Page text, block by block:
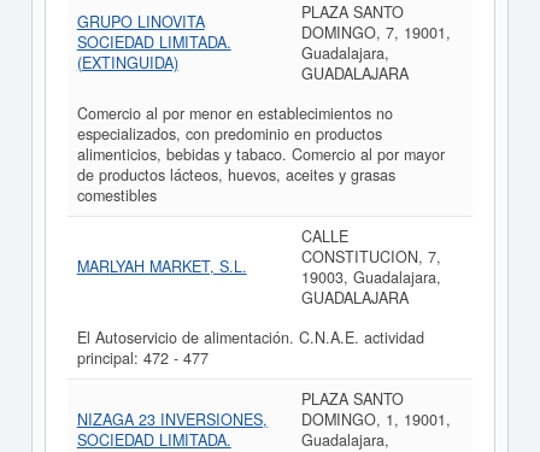
GRUPO LINOVITA
SOCIEDAD LIMITADA.
(EXTINGUIDA)
PLAZA SANTO
DOMINGO, 7, 19001,
Guadalajara,
GUADALAJARA
Comercio al por menor en establecimientos no
especializados, con predominio en productos
alimenticios, bebidas y tabaco. Comercio al por mayor
de productos lácteos, huevos, aceites y grasas
comestibles
MARLYAH MARKET, S.L.
CALLE
CONSTITUCION, 7,
19003, Guadalajara,
GUADALAJARA
El Autoservicio de alimentación. C.N.A.E. actividad
principal: 472 - 477
NIZAGA 23 INVERSIONES,
SOCIEDAD LIMITADA.
PLAZA SANTO
DOMINGO, 1, 19001,
Guadalajara,